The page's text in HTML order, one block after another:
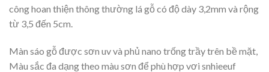
công hoan thiện thông thường lá gỗ có độ dày 3,2mm và rộng
từ 3,5 đến 5cm.
Màn sáo gỗ được sơn uv và phủ nano trống trầy trên bề mặt,
Màu sắc đa dạng theo màu sơn để phù hợp vơi snhieeuf